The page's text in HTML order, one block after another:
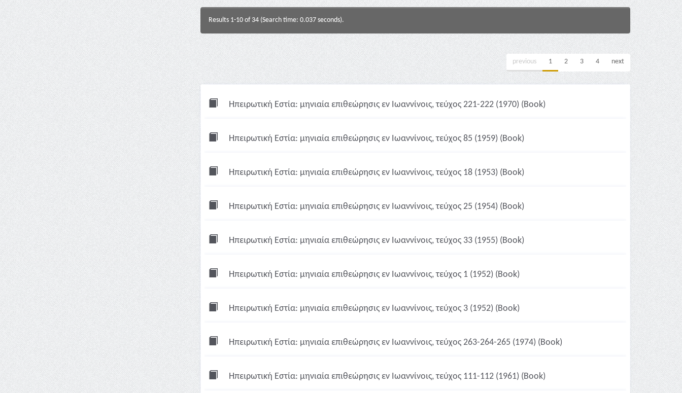
Results 1-10 of 34 (Search time: 0.037 seconds).
previous 1 2 3 4 next
Ηπειρωτική Εστία: μηνιαία επιθεώρησις εν Ιωαννίνοις, τεύχος 221-222 (1970) (Book)
Ηπειρωτική Εστία: μηνιαία επιθεώρησις εν Ιωαννίνοις, τεύχος 85 (1959) (Book)
Ηπειρωτική Εστία: μηνιαία επιθεώρησις εν Ιωαννίνοις, τεύχος 18 (1953) (Book)
Ηπειρωτική Εστία: μηνιαία επιθεώρησις εν Ιωαννίνοις, τεύχος 25 (1954) (Book)
Ηπειρωτική Εστία: μηνιαία επιθεώρησις εν Ιωαννίνοις, τεύχος 33 (1955) (Book)
Ηπειρωτική Εστία: μηνιαία επιθεώρησις εν Ιωαννίνοις, τεύχος 1 (1952) (Book)
Ηπειρωτική Εστία: μηνιαία επιθεώρησις εν Ιωαννίνοις, τεύχος 3 (1952) (Book)
Ηπειρωτική Εστία: μηνιαία επιθεώρησις εν Ιωαννίνοις, τεύχος 263-264-265 (1974) (Book)
Ηπειρωτική Εστία: μηνιαία επιθεώρησις εν Ιωαννίνοις, τεύχος 111-112 (1961) (Book)